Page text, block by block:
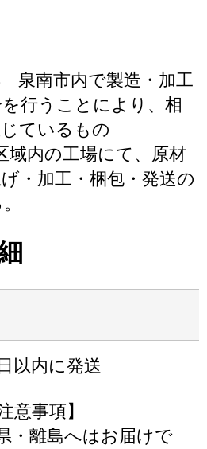
泉南市内で製造・加工
行うことにより、相
ているもの
域内の工場にて、原材
・加工・梱包・発送の
以内に発送
意事項】
・離島へはお届けで